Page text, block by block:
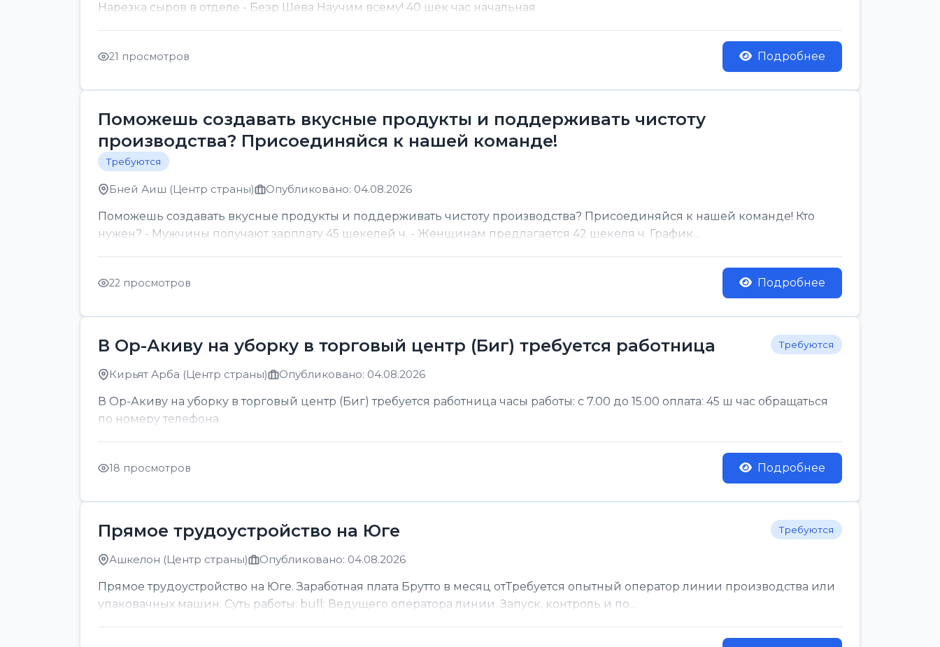
Нарезка сыров в отделе - Беэр Шева Научим всему! 40 шек час начальная
21 просмотров Подробнее
Поможешь создавать вкусные продукты и поддерживать чистоту
производства? Присоединяйся к нашей команде!
Требуются
Бней Аиш (Центр страны) Опубликовано: 04.08.2026
Поможешь создавать вкусные продукты и поддерживать чистоту производства? Присоединяйся к нашей команде! Кто
нужен? - Мужчины получают зарплату 45 шекелей ч. - Женщинам предлагается 42 шекеля ч. График...
22 просмотров Подробнее
В Ор-Акиву на уборку в торговый центр (Биг) требуется работница Требуются
Кирьят Арба (Центр страны) Опубликовано: 04.08.2026
В Ор-Акиву на уборку в торговый центр (Биг) требуется работница часы работы: с 7.00 до 15.00 оплата: 45 ш час обращаться
по номеру телефона
18 просмотров Подробнее
Прямое трудоустройство на Юге Требуются
Ашкелон (Центр страны) Опубликовано: 04.08.2026
Прямое трудоустройство на Юге. Заработная плата Брутто в месяц отТребуется опытный оператор линии производства или
упаковачных машин. Суть работы: bull; Ведущего оператора линии. Запуск, контроль и по...